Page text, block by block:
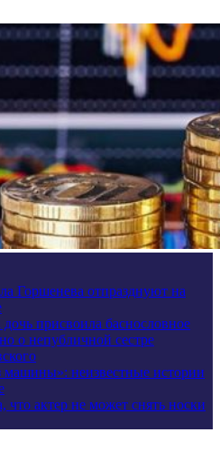
Горшенева отпразднуют на
присвоила баснословное
о непубличной сестре
машины»: неизвестные истории
что актер не может снять носки